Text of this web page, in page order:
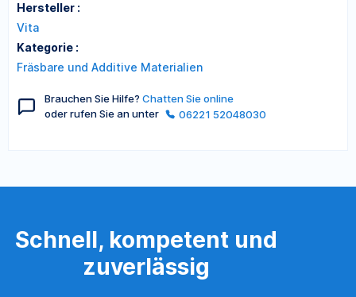
Hersteller :
Vita
Kategorie :
Fräsbare und Additive Materialien
Brauchen Sie Hilfe? Chatten Sie online
oder rufen Sie an unter
06221 52048030
Schnell, kompetent und
zuverlässig